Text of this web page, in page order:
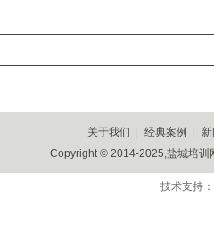
关于我们 经典案例
Copyright © 2014-2025,盐城培
技术支持